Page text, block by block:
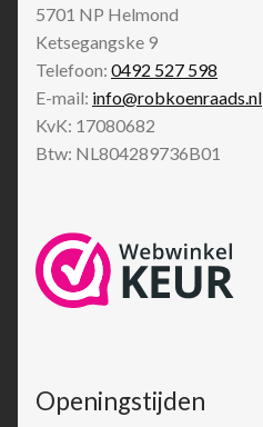
5701 NP Helmond
Ketsegangske 9
Telefoon: 0492 527 598
E-mail: info@robkoenraads.nl
KvK: 17080682
Btw: NL804289736B01
Openingstijden